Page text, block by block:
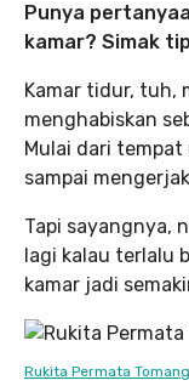
Punya
kamar? Simak
Kamar tidur, tuh,
menghabiskan
Mulai dari
sampai
Tapi sayangnya,
lagi kalau terlalu
kamar jadi
Rukita Permata Tomang